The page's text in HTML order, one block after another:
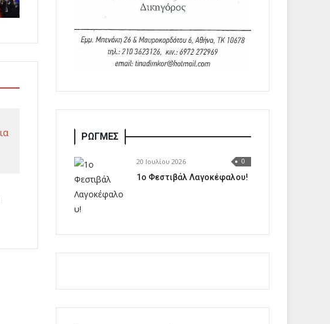
ΡΩΓΜΕΣ
20 Ιουλίου 2026 0
1o Φεστιβάλ Λαγοκέφαλου!